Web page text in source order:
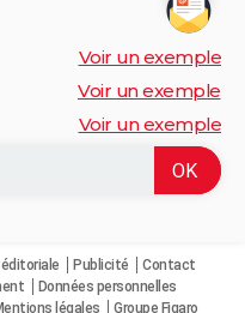
Voir un exemple
Voir un exemple
Voir un exemple
Publicité
Contact
Données personnelles
légales Groupe Figaro